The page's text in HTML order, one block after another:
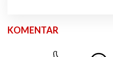
KOMENTAR